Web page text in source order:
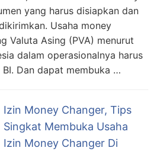
yang harus disiapkan dan
Usaha money
Valuta Asing (PVA) menurut
dalam operasionalnya harus
Dan dapat membuka …
Izin Money Changer, Tips
Singkat Membuka Usaha
Izin Money Changer Di